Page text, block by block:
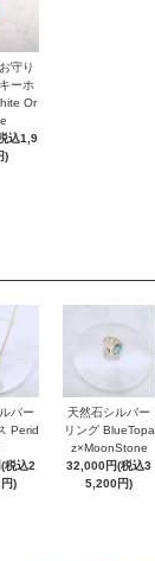
守り
ーホ
Or
込1,9
)
バー
Perid
税込2
)
天然石シルバー
リング BlueTopa
z×MoonStone
32,000円(税込3
5,200円)